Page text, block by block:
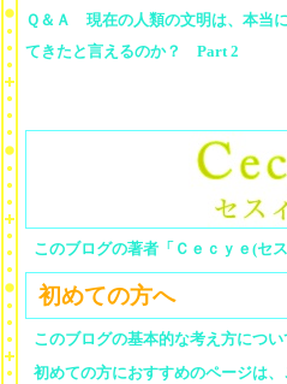
Ｑ＆Ａ 現在の人類の文明は、本当
てきたと言えるのか？ Part 2
このブログの著者「Ｃｅｃｙｅ(セ
初めての方へ
このブログの基本的な考え方につい
初めての方におすすめのページは、